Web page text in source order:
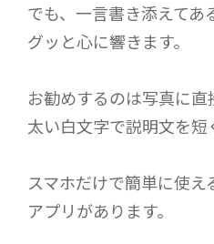
でも、一言書き添えてあ
グッと心に響きます。
お勧めするのは写真に直
太い白文字で説明文を短
スマホだけで簡単に使え
アプリがあります。